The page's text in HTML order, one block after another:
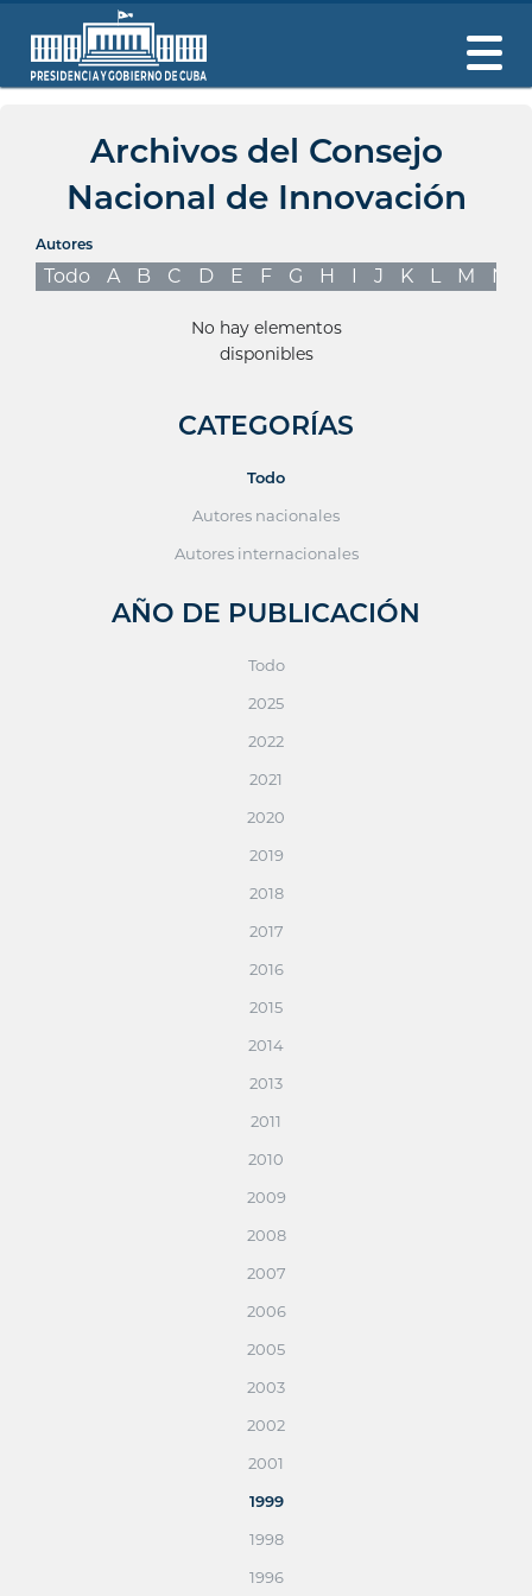
Archivos del Consejo
Nacional de Innovación
Autores
Todo A B C D E F G H I J K L M N
No hay elementos
disponibles
CATEGORÍAS
Todo
Autores nacionales
Autores internacionales
AÑO DE PUBLICACIÓN
Todo
2025
2022
2021
2020
2019
2018
2017
2016
2015
2014
2013
2011
2010
2009
2008
2007
2006
2005
2003
2002
2001
1999
1998
1996